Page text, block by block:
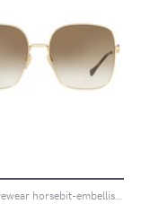
Gucci Eyewear horsebit-embellished oversized sunglasses - Oro